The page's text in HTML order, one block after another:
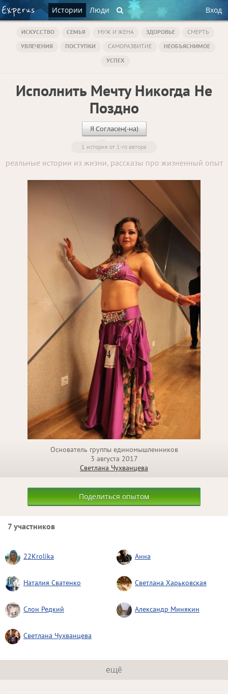
Истории Люди Вход
ИСКУССТВО СЕМЬЯ МУЖ И ЖЕНА ЗДОРОВЬЕ
СМЕРТЬ
УВЛЕЧЕНИЯ
ПОСТУПКИ САМОРАЗВИТИЕ
НЕОБЪЯСНИМОЕ
УСПЕХ
Исполнить Мечту Никогда Не
Поздно
Я Согласен(-на)
1 история от 1-го автора
реальные истории из жизни, рассказы про жизненный опыт
Основатель группы единомышленников
3 августа 2017
Светлана Чухванцева
Поделиться опытом
7 участников
22Krolika Анна
Наталия Сватенко Светлана Харьковская
Слон Редкий Александр Минякин
Светлана Чухванцева
ещё